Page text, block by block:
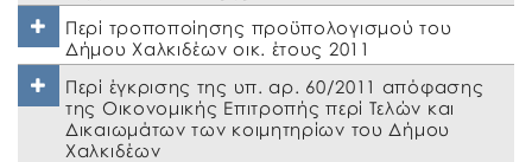
Περί τροποποίησης προϋπολογισμού του
Δήμου Χαλκιδέων οικ. έτους 2011
Περί έγκρισης της υπ. αρ. 60/2011 απόφασης
της Οικονομικής Επιτροπής περί Τελών και
Δικαιωμάτων των κοιμητηρίων του Δήμου
Χαλκιδέων